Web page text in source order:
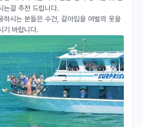
는걸 추천 드립니다.
하시는 분들은 수건, 갈아입을 여벌의 옷을
기 바랍니다.